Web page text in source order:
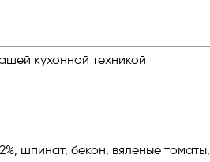
кухонной техникой
шпинат, бекон, вяленые